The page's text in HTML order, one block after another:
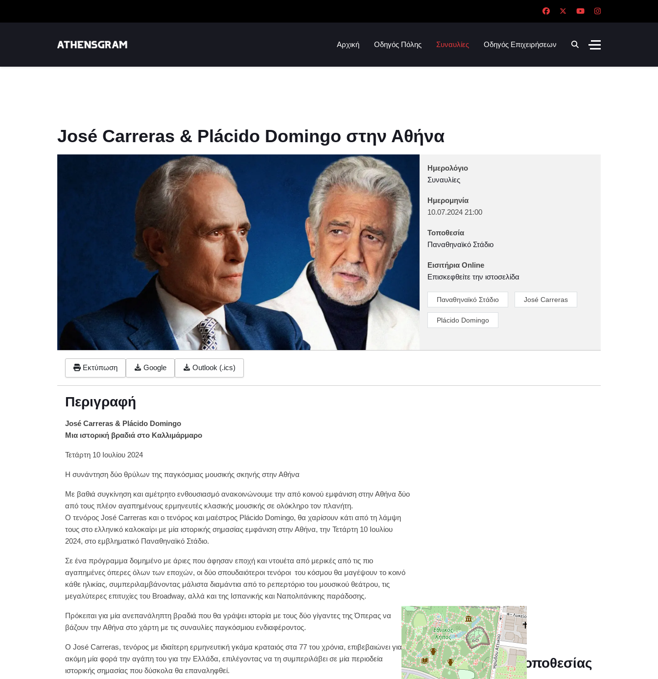
Αρχική Οδηγός Πόλης Συναυλίες Οδηγός Επιχειρήσεων
José Carreras & Plácido Domingo στην Αθήνα
Ημερολόγιο
Συναυλίες
Ημερομηνία
10.07.2024 21:00
Τοποθεσία
Παναθηναϊκό Στάδιο
Εισιτήρια Online
Επισκεφθείτε την ιστοσελίδα
Παναθηναϊκό Στάδιο José Carreras
Plácido Domingo
Εκτύπωση Google Outlook (.ics)
Περιγραφή
José Carreras & Plácido Domingo
Μια ιστορική βραδιά στο Καλλιμάρμαρο
Τετάρτη 10 Ιουλίου 2024
H συνάντηση δύο θρύλων της παγκόσμιας μουσικής σκηνής στην Αθήνα
Με βαθιά συγκίνηση και αμέτρητο ενθουσιασμό ανακοινώνουμε την από κοινού εμφάνιση στην Αθήνα δύο
από τους πλέον αγαπημένους ερμηνευτές κλασικής μουσικής σε ολόκληρο τον πλανήτη.
Ο τενόρος José Carreras και ο τενόρος και μαέστρος Plácido Domingo, θα χαρίσουν κάτι από τη λάμψη
τους στο ελληνικό καλοκαίρι με μία ιστορικής σημασίας εμφάνιση στην Αθήνα, την Τετάρτη 10 Ιουλίου
2024, στο εμβληματικό Παναθηναϊκό Στάδιο.
Σε ένα πρόγραμμα δομημένο με άριες που άφησαν εποχή και ντουέτα από μερικές από τις πιο
αγαπημένες όπερες όλων των εποχών, οι δύο σπουδαιότεροι τενόροι του κόσμου θα μαγέψουν το κοινό
κάθε ηλικίας, συμπεριλαμβάνοντας μάλιστα διαμάντια από το ρεπερτόριο του μουσικού θεάτρου, τις
μεγαλύτερες επιτυχίες του Broadway, αλλά και της Ισπανικής και Ναπολιτάνικης παράδοσης.
Πρόκειται για μία ανεπανάληπτη βραδιά που θα γράψει ιστορία με τους δύο γίγαντες της Όπερας να
βάζουν την Αθήνα στο χάρτη με τις συναυλίες παγκόσμιου ενδιαφέροντος.
Ο José Carreras, τενόρος με ιδιαίτερη ερμηνευτική γκάμα κραταιός στα 77 του χρόνια, επιβεβαιώνει για
ακόμη μία φορά την αγάπη του για την Ελλάδα, επιλέγοντας να τη συμπεριλάβει σε μία περιοδεία
ιστορικής σημασίας που δύσκολα θα επαναληφθεί.
Πληροφορίες τοποθεσίας